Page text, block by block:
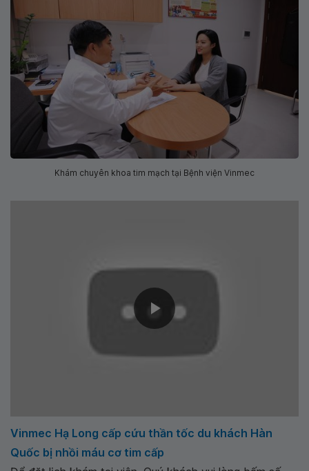
Khám chuyên khoa tim mạch tại Bệnh viện Vinmec
Vinmec Hạ Long cấp cứu thần tốc du khách Hàn
Quốc bị nhồi máu cơ tim cấp